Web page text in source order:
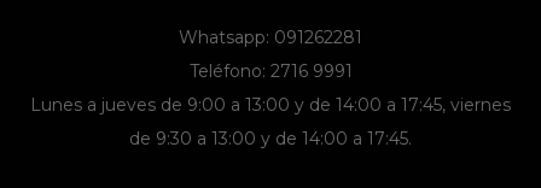
Whatsapp: 091262281
Teléfono: 2716 9991
Lunes a jueves de 9:00 a 13:00 y de 14:00 a 17:45, viernes
de 9:30 a 13:00 y de 14:00 a 17:45.